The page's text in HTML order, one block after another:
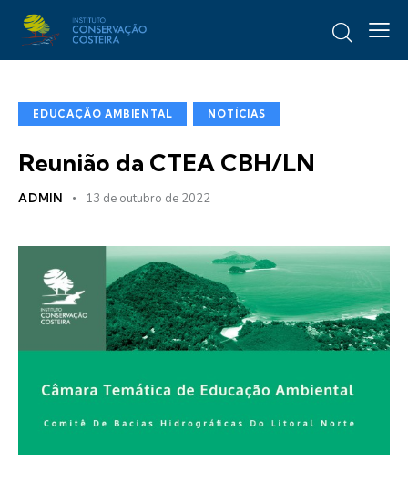
EDUCAÇÃO AMBIENTAL NOTÍCIAS
Reunião da CTEA CBH/LN
ADMIN 13 de outubro de 2022